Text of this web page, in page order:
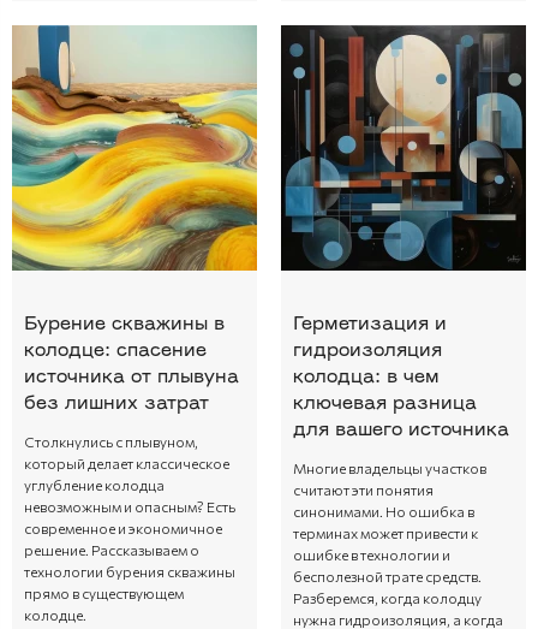
Бурение скважины в
колодце: спасение
источника от плывуна
без лишних затрат
Столкнулись с плывуном,
который делает классическое
углубление колодца
невозможным и опасным? Есть
современное и экономичное
решение. Рассказываем о
технологии бурения скважины
прямо в существующем
колодце.
Герметизация и
гидроизоляция
колодца: в чем
ключевая разница
для вашего источника
Многие владельцы участков
считают эти понятия
синонимами. Но ошибка в
терминах может привести к
ошибке в технологии и
бесполезной трате средств.
Разберемся, когда колодцу
нужна гидроизоляция, а когда